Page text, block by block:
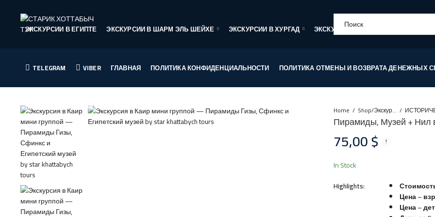
ЭКСКУРСИИ В ЕГИПТЕ ЭКСКУРСИИ В ШАРМ ЭЛЬ ШЕЙХЕ ЭКСКУРСИИ В ХУРГАД ЭКСКУРСИИ В МАРСА АЛАМ
TELEGRAM VIBER ГЛАВНАЯ ПОЛИТИКА КОНФИДЕНЦИАЛЬНОСТИ ПОЛИТИКА ОТМЕНЫ И ВОЗВРАТА ДЕНЕЖНЫХ
ПРАЙСЛИСТ ЭКСКУРСИИ В ШАРМ-ЭЛЬ-ШЕЙХЕ Home Shop/Экскурсии
Пирамиды, Музей + Нил
75,00$
In Stock
Highlights:
Цена –
Цена –